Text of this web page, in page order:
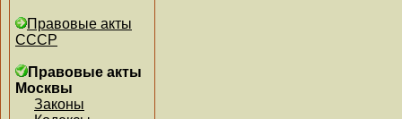
Правовые акты
СССР
Правовые акты
Москвы
Законы